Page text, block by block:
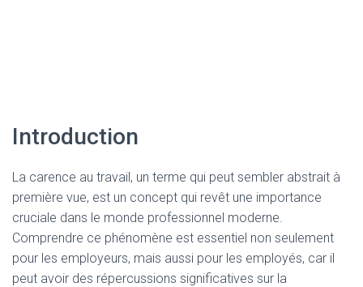
Introduction
La carence au travail, un terme qui peut sembler abstrait à
première vue, est un concept qui revêt une importance
cruciale dans le monde professionnel moderne.
Comprendre ce phénomène est essentiel non seulement
pour les employeurs, mais aussi pour les employés, car il
peut avoir des répercussions significatives sur la